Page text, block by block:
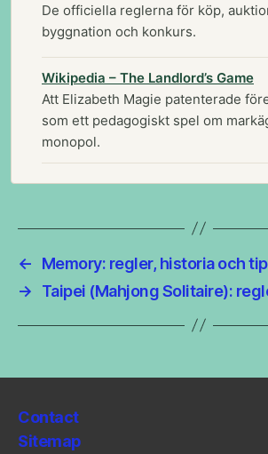
De officiella reglerna för köp,
byggnation och konkurs.
Wikipedia – The Landlord’s Game
Att Elizabeth Magie patenterade
som ett pedagogiskt spel om
monopol.
←
Memory: regler, historia och
→
Taipei (Mahjong Solitaire):
Contact
Sitemap